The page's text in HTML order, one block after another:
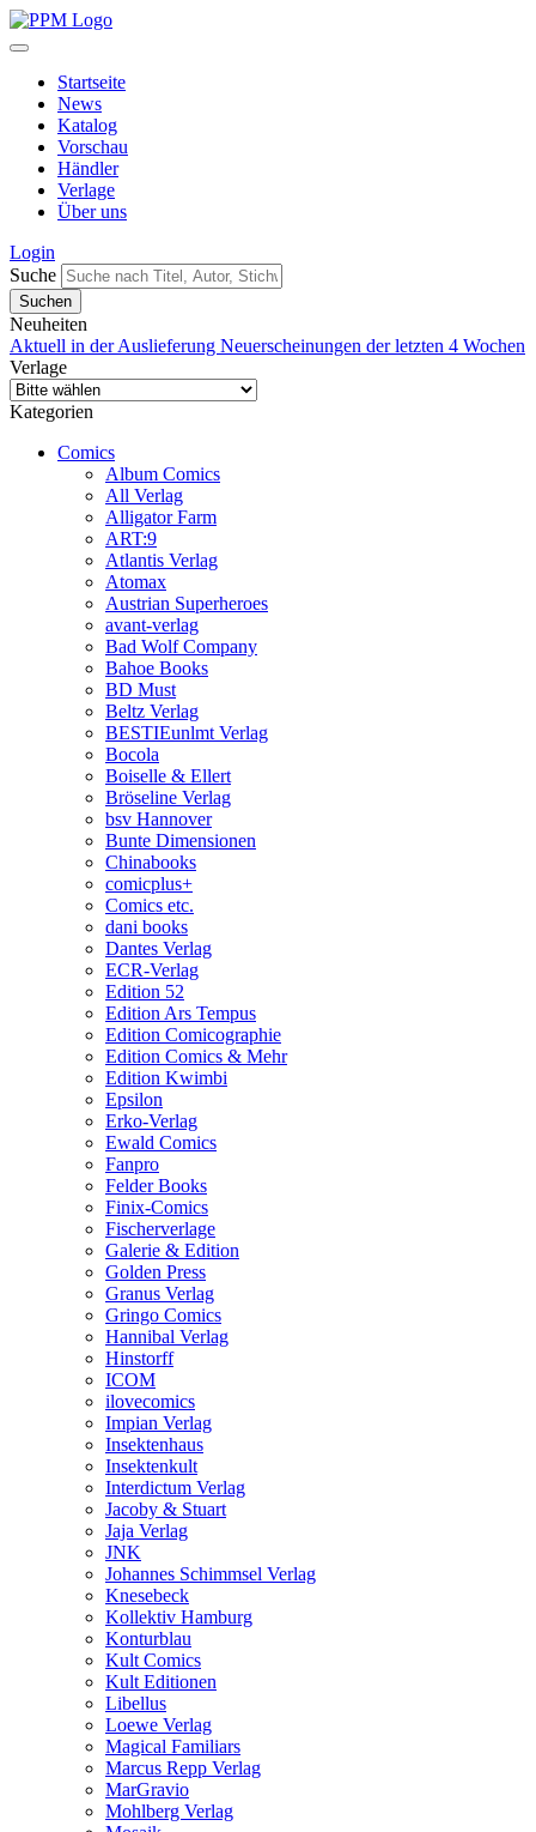
Startseite
News
Katalog
Vorschau
Händler
Verlage
Über uns
Login
Suche
Neuheiten
Aktuell in der Auslieferung Neuerscheinungen der letzten 4 Wochen
Verlage
Kategorien
Comics
Album Comics
All Verlag
Alligator Farm
ART:9
Atlantis Verlag
Atomax
Austrian Superheroes
avant-verlag
Bad Wolf Company
Bahoe Books
BD Must
Beltz Verlag
BESTIEunlmt Verlag
Bocola
Boiselle & Ellert
Bröseline Verlag
bsv Hannover
Bunte Dimensionen
Chinabooks
comicplus+
Comics etc.
dani books
Dantes Verlag
ECR-Verlag
Edition 52
Edition Ars Tempus
Edition Comicographie
Edition Comics & Mehr
Edition Kwimbi
Epsilon
Erko-Verlag
Ewald Comics
Fanpro
Felder Books
Finix-Comics
Fischerverlage
Galerie & Edition
Golden Press
Granus Verlag
Gringo Comics
Hannibal Verlag
Hinstorff
ICOM
ilovecomics
Impian Verlag
Insektenhaus
Insektenkult
Interdictum Verlag
Jacoby & Stuart
Jaja Verlag
JNK
Johannes Schimmsel Verlag
Knesebeck
Kollektiv Hamburg
Konturblau
Kult Comics
Kult Editionen
Libellus
Loewe Verlag
Magical Familiars
Marcus Repp Verlag
MarGravio
Mohlberg Verlag